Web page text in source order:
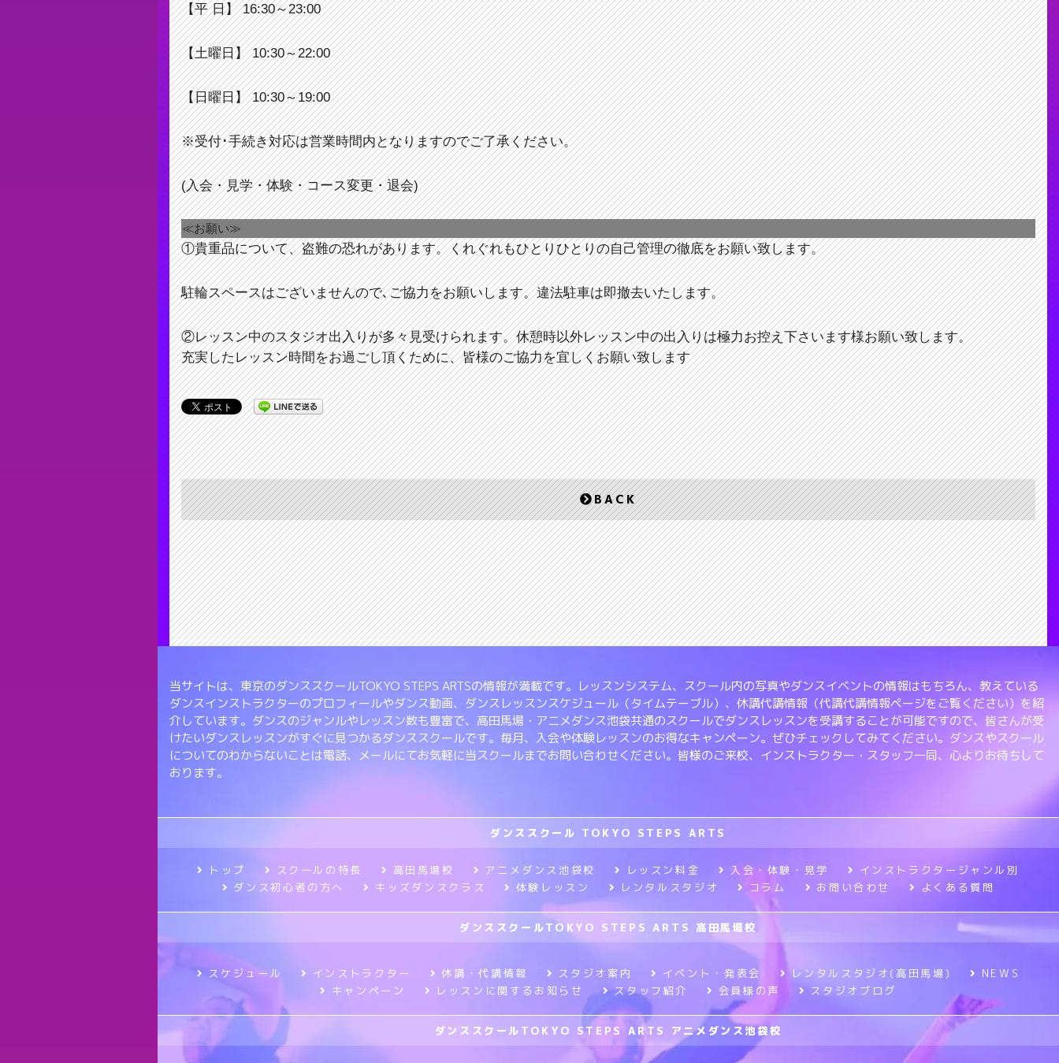
【平 日】 16:30～23:00
【土曜日】 10:30～22:00
【日曜日】 10:30～19:00
※受付･手続き対応は営業時間内となりますのでご了承ください。
(入会・見学・体験・コース変更・退会)
≪お願い≫
①貴重品について、盗難の恐れがあります。くれぐれもひとりひとりの自己管理の徹底をお願い致します。
駐輪スペースはございませんので､ご協力をお願いします。違法駐車は即撤去いたします。
②レッスン中のスタジオ出入りが多々見受けられます。休憩時以外レッスン中の出入りは極力お控え下さいます様お願い致します。
充実したレッスン時間をお過ごし頂くために、皆様のご協力を宜しくお願い致します
BACK
当サイトは、東京のダンススクールTOKYO STEPS ARTSの情報が満載です。レッスンシステム、スクール内の写真やダンスイベントの情報はもちろん、教えている
ダンスインストラクターのプロフィールやダンス動画、ダンスレッスンスケジュール（タイムテーブル）、休講代講情報（代講代講情報ページをご覧ください）を紹
介しています。ダンスのジャンルやレッスン数も豊富で、高田馬場・アニメダンス池袋共通のスクールでダンスレッスンを受講することが可能ですので、皆さんが受
けたいダンスレッスンがすぐに見つかるダンススクールです。毎月、入会や体験レッスンのお得なキャンペーン。ぜひチェックしてみてください。ダンスやスクール
についてのわからないことは電話、メールにてお気軽に当スクールまでお問い合わせください。皆様のご来校、インストラクター・スタッフ一同、心よりお待ちして
おります。
ダンススクール TOKYO STEPS ARTS
トップ スクールの特長 高田馬場校 アニメダンス池袋校 レッスン料金 入会・体験・見学
インストラクタージャンル別
ダンス初心者の方へ
キッズダンスクラス 体験レッスン レンタルスタジオ コラム お問い合わせ よくある質問
ダンススクールTOKYO STEPS ARTS 高田馬場校
スケジュール インストラクター 休講・代講情報 スタジオ案内 イベント・発表会 レンタルスタジオ(高田馬場)
NEWS
キャンペーン
レッスンに関するお知らせ スタッフ紹介 会員様の声 スタジオブログ
ダンススクールTOKYO STEPS ARTS アニメダンス池袋校